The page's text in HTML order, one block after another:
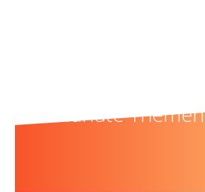
Verwandte Themen